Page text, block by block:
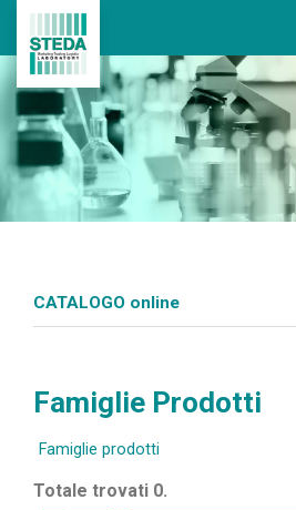
content
CATALOGO online
Famiglie Prodotti
Famiglie prodotti
Totale trovati 0.